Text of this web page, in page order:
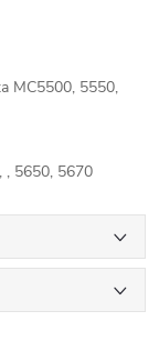
MC5500, 5550,
, 5650, 5670